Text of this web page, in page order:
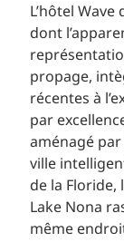
L’hôtel
dont
propage,
récentes à
par
aménagé
ville
de la
Lake Nona
même